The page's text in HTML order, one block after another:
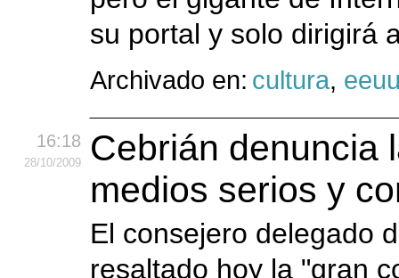
su portal y solo dirigirá
Archivado en: cultura,
16:18
28/10/2009
Cebrián denuncia
medios serios y
El consejero delegado
resaltado hoy la "gran